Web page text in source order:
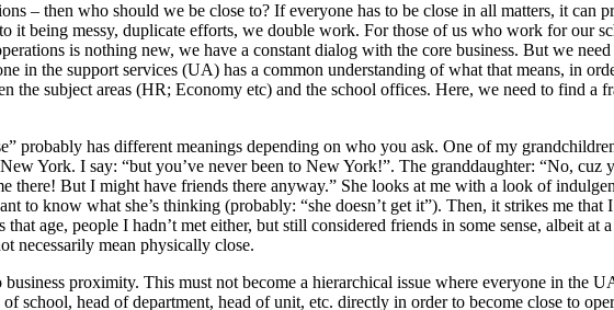
– then who should we be close to? If everyone has to be close in all matters, it can
it being messy, duplicate efforts, we double work. For those of us who work for our
is nothing new, we have a constant dialog with the core business. But we
in the support services (UA) has a common understanding of what that means, in
the subject areas (HR; Economy etc) and the school offices. Here, we need to find a
probably has different meanings depending on who you ask. One of my
York. I say: “but you’ve never been to New York!”. The granddaughter: “No, cuz
there! But I might have friends there anyway.” She looks at me with a look of
to know what she’s thinking (probably: “she doesn’t get it”). Then, it strikes me that
that age, people I hadn’t met either, but still considered friends in some sense, albeit at
necessarily mean physically close.
business proximity. This must not become a hierarchical issue where everyone in the
of school, head of department, head of unit, etc. directly in order to become close to